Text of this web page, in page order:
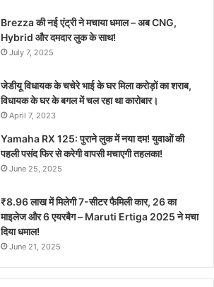
Brezza की नई एंट्री ने मचाया धमाल – अब CNG,
Hybrid और दमदार लुक के साथ!
July 7, 2025
जेडीयू विधायक के चचेरे भाई के घर मिला करोड़ों का शराब,
विधायक के घर के बगल में चल रहा था कारोबार।
April 7, 2023
Yamaha RX 125: पुराने लुक में नया दम! युवाओं की
पहली पसंद फिर से करेगी वापसी मचाएगी तहलका!
June 25, 2025
₹8.96 लाख में मिलेगी 7-सीटर फैमिली कार, 26 का
माइलेज और 6 एयरबैग – Maruti Ertiga 2025 ने मचा
दिया धमाल!
June 21, 2025